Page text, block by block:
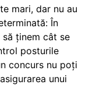
mari, dar nu au
În
ținem cât se
posturile
concurs nu poți
unui